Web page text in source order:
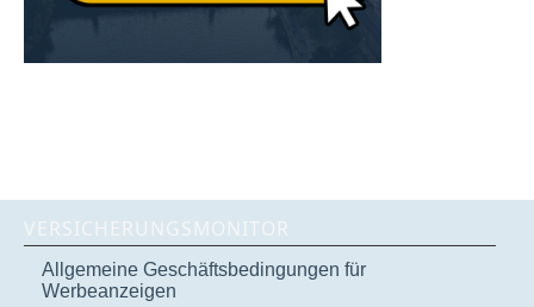
VERSICHERUNGSMONITOR
Allgemeine Geschäftsbedingungen für
Werbeanzeigen